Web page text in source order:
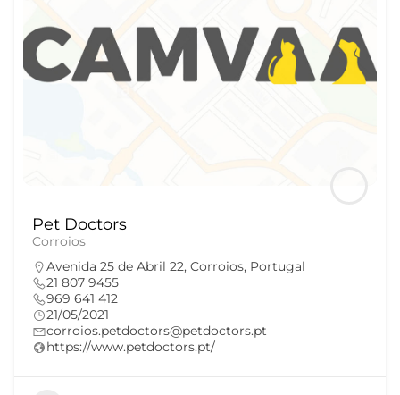
Pet Doctors
Corroios
Avenida 25 de Abril 22, Corroios, Portugal
21 807 9455
969 641 412
21/05/2021
corroios.petdoctors@petdoctors.pt
https://www.petdoctors.pt/